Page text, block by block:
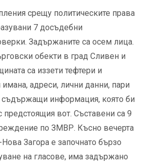
срещу политическите права
7 досъдебни
Задържаните са осем лица.
обекти в град Сливен и
са иззети тефтери и
адреси, лични данни, пари
информация, която би
вот. Съставени са 9
по ЗМВР. Късно вечерта
Загора е започнато бързо
на гласове, има задържано